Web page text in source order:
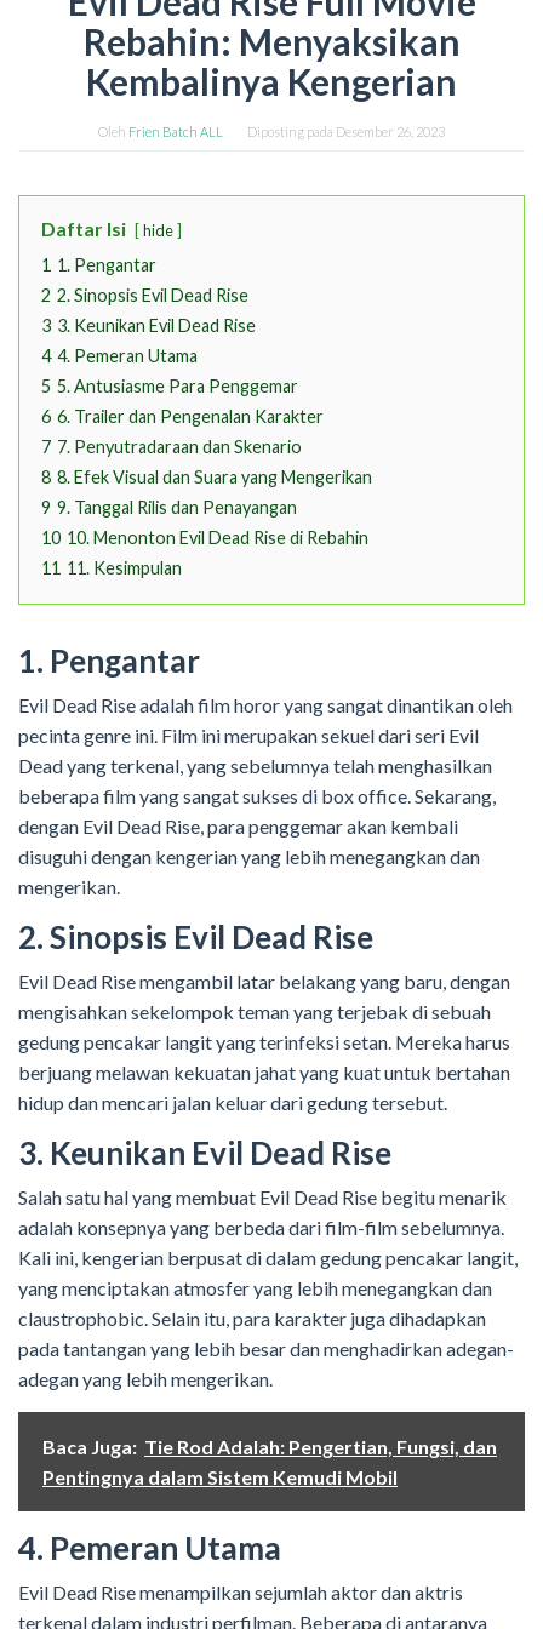
Rebahin: Menyaksikan
Kembalinya Kengerian
Oleh Frien Batch ALL Diposting pada Desember 26, 2023
Daftar Isi hide
1 1. Pengantar
2 2. Sinopsis Evil Dead Rise
3 3. Keunikan Evil Dead Rise
4 4. Pemeran Utama
5 5. Antusiasme Para Penggemar
6 6. Trailer dan Pengenalan Karakter
7 7. Penyutradaraan dan Skenario
8 8. Efek Visual dan Suara yang Mengerikan
9 9. Tanggal Rilis dan Penayangan
10 10. Menonton Evil Dead Rise di Rebahin
11 11. Kesimpulan
1. Pengantar
Evil Dead Rise adalah film horor yang sangat dinantikan oleh
pecinta genre ini. Film ini merupakan sekuel dari seri Evil
Dead yang terkenal, yang sebelumnya telah menghasilkan
beberapa film yang sangat sukses di box office. Sekarang,
dengan Evil Dead Rise, para penggemar akan kembali
disuguhi dengan kengerian yang lebih menegangkan dan
mengerikan.
2. Sinopsis Evil Dead Rise
Evil Dead Rise mengambil latar belakang yang baru, dengan
mengisahkan sekelompok teman yang terjebak di sebuah
gedung pencakar langit yang terinfeksi setan. Mereka harus
berjuang melawan kekuatan jahat yang kuat untuk bertahan
hidup dan mencari jalan keluar dari gedung tersebut.
3. Keunikan Evil Dead Rise
Salah satu hal yang membuat Evil Dead Rise begitu menarik
adalah konsepnya yang berbeda dari film-film sebelumnya.
Kali ini, kengerian berpusat di dalam gedung pencakar langit,
yang menciptakan atmosfer yang lebih menegangkan dan
claustrophobic. Selain itu, para karakter juga dihadapkan
pada tantangan yang lebih besar dan menghadirkan adegan-
adegan yang lebih mengerikan.
Baca Juga: Tie Rod Adalah: Pengertian, Fungsi, dan
Pentingnya dalam Sistem Kemudi Mobil
4. Pemeran Utama
Evil Dead Rise menampilkan sejumlah aktor dan aktris
terkenal dalam industri perfilman. Beberapa di antaranya